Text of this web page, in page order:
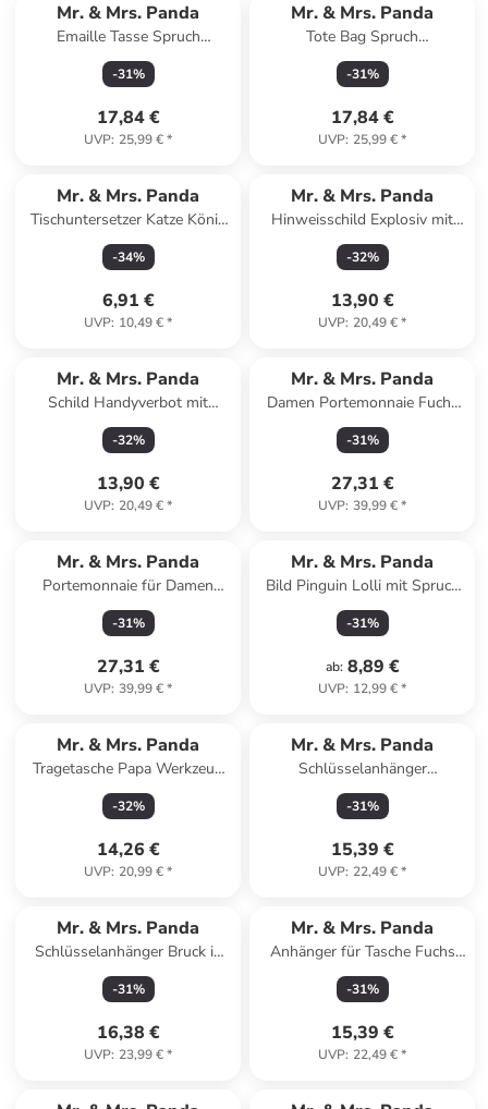
Mr. & Mrs. Panda
Emaille Tasse Spruch
Erleuchtung und Freiheit m...
in Weiß
-31%
17,84 €
UVP: 25,99 €*
Mr. & Mrs. Panda
Tote Bag Spruch
Geborgenheit im Zuhause mit
Spruch in Sky Blue
-31%
17,84 €
UVP: 25,99 €*
Mr. & Mrs. Panda
Tischuntersetzer Katze König
ohne Spruch in Weiß
-34%
6,91 €
UVP: 10,49 €*
Mr. & Mrs. Panda
Hinweisschild Explosiv mit
Spruch in Keine Angabe
-32%
13,90 €
UVP: 20,49 €*
Mr. & Mrs. Panda
Schild Handyverbot mit
Spruch in Keine Angabe
-32%
13,90 €
UVP: 20,49 €*
Mr. & Mrs. Panda
Damen Portemonnaie Fuchs
Ballerina mit Spruch in Türkis
Pastell
-31%
27,31 €
UVP: 39,99 €*
Mr. & Mrs. Panda
Portemonnaie für Damen
Erdmännchen ohne Spruch in
Grau Pastell
-31%
27,31 €
UVP: 39,99 €*
Mr. & Mrs. Panda
Bild Pinguin Lolli mit Spruch
in Kreidetafel
-31%
ab: 8,89 €
UVP: 12,99 €*
Mr. & Mrs. Panda
Tragetasche Papa Werkzeug
mit Spruch in Schwarz
-32%
14,26 €
UVP: 20,99 €*
Mr. & Mrs. Panda
Schlüsselanhänger
Sternzeichen Fische ohne
Spruch in Sternenhimmel Blau
-31%
15,39 €
UVP: 22,49 €*
Mr. & Mrs. Panda
Schlüsselanhänger Bruck in
der Oberpfalz mit Sp... in
Braun
-31%
16,38 €
UVP: 23,99 €*
Mr. & Mrs. Panda
Anhänger für Tasche Fuchs
Koch ohne Spruch in Türkis
Pastell
-31%
15,39 €
UVP: 22,49 €*